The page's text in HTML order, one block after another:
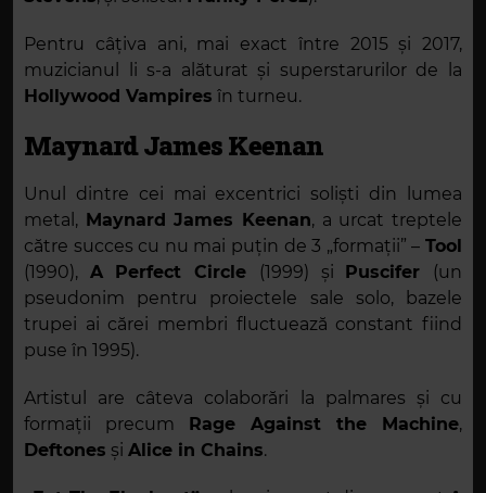
Pentru câțiva ani, mai exact între 2015 și 2017,
muzicianul li s-a alăturat și superstarurilor de la
Hollywood Vampires în turneu.
Maynard James Keenan
Unul dintre cei mai excentrici soliști din lumea
metal, Maynard James Keenan, a urcat treptele
către succes cu nu mai puțin de 3 „formații” – Tool
(1990), A Perfect Circle (1999) și Puscifer
(un
pseudonim pentru proiectele sale solo, bazele
trupei ai cărei membri fluctuează constant fiind
puse în 1995).
Artistul are câteva colaborări la palmares și cu
formații precum
Rage Against the Machine,
Deftones și Alice in Chains.